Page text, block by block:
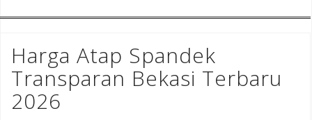
Harga Atap Spandek
Transparan Bekasi Terbaru
2026